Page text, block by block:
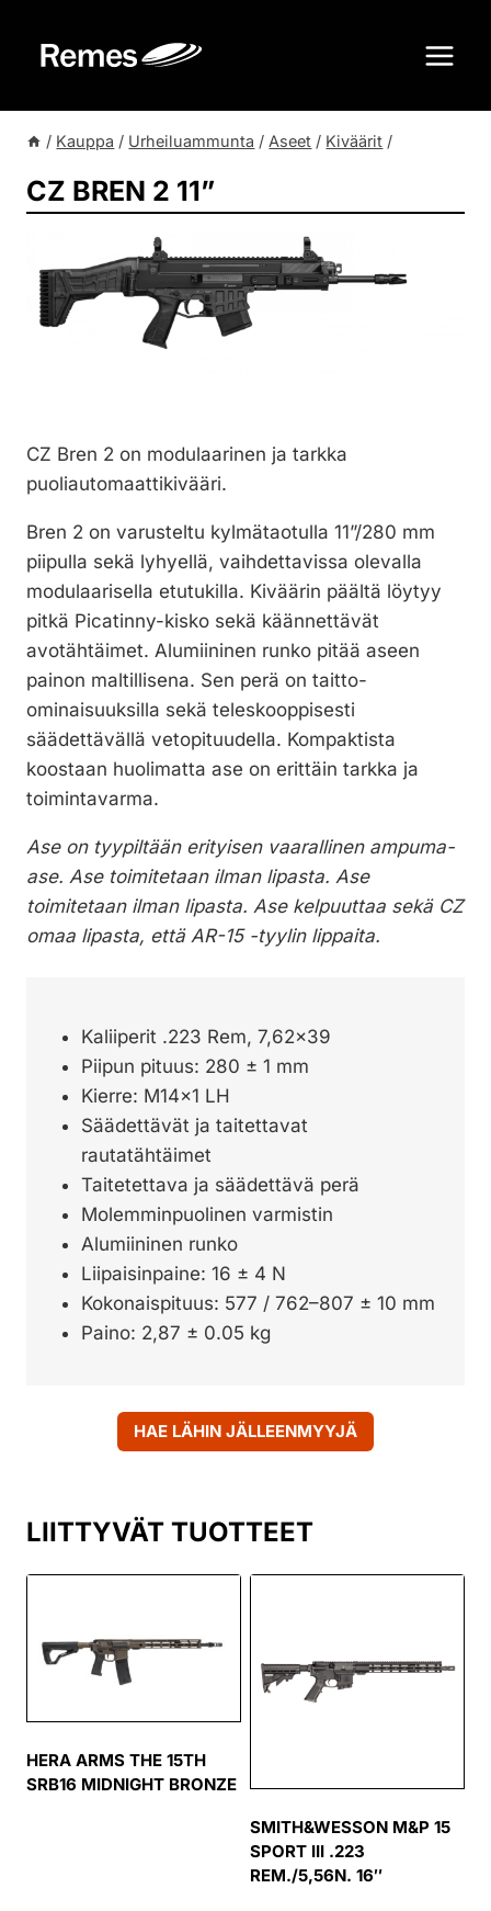
sisältöön
/ Kauppa / Urheiluammunta / Aseet / Kiväärit /
CZ BREN 2 11”
CZ Bren 2 on modulaarinen ja tarkka
puoliautomaattikivääri.
Bren 2 on varusteltu kylmätaotulla 11”/280 mm
piipulla sekä lyhyellä, vaihdettavissa olevalla
modulaarisella etutukilla. Kiväärin päältä löytyy
pitkä Picatinny-kisko sekä käännettävät
avotähtäimet. Alumiininen runko pitää aseen
painon maltillisena. Sen perä on taitto-
ominaisuuksilla sekä teleskooppisesti
säädettävällä vetopituudella. Kompaktista
koostaan huolimatta ase on erittäin tarkka ja
toimintavarma.
Ase on tyypiltään erityisen vaarallinen ampuma-
ase. Ase toimitetaan ilman lipasta. Ase
toimitetaan ilman lipasta. Ase kelpuuttaa sekä CZ
omaa lipasta, että AR-15 -tyylin lippaita.
Kaliiperit .223 Rem, 7,62×39
Piipun pituus: 280 ± 1 mm
Kierre: M14x1 LH
Säädettävät ja taitettavat
rautatähtäimet
Taitetettava ja säädettävä perä
Molemminpuolinen varmistin
Alumiininen runko
Liipaisinpaine: 16 ± 4 N
Kokonaispituus: 577 / 762–807 ± 10 mm
Paino: 2,87 ± 0.05 kg
HAE LÄHIN JÄLLEENMYYJÄ
LIITTYVÄT TUOTTEET
HERA ARMS THE 15TH
SRB16 MIDNIGHT BRONZE
SMITH&WESSON M&P 15
SPORT III .223
REM./5,56N. 16″